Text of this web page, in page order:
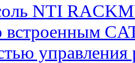
NTI
встроенным
управления